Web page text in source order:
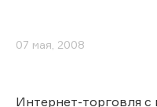
07 мая, 2008
Интернет-торговля